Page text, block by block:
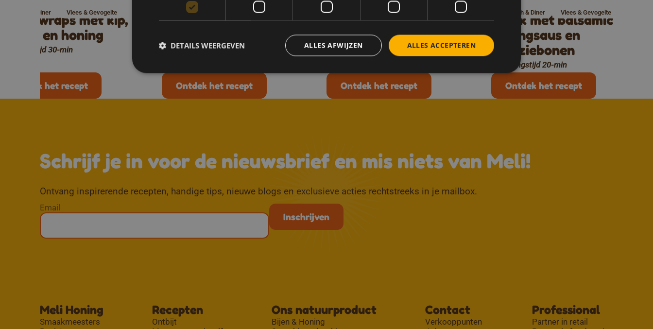
wraps met kip,
en honing
30-min
Ontdek het recept
Lunch & Diner Vlees & Gevogelte Fetarolletjes met honing
Ontdek het recept
Lunch & Diner Vegetarisch
Hawaiiaanse
honinggarnalenspiesjes
Bereidingstijd 30-min
Ontdek het recept
Feest
Steak met balsamico-
honingsaus en
sperziebonen
Bereidingstijd 20-min
Ontdek het recept
Lunch & Diner Vlees & Gevogelte
Schrijf je in voor de nieuwsbrief en mis niets van Meli!
Ontvang inspirerende recepten, handige tips, nieuwe blogs en exclusieve acties rechtstreeks in je mailbox.
Email
Meli Honing
Smaakmeesters
Recepten
Ontbijt
Ons natuurproduct
Bijen & Honing
Contact
Verkooppunten
Professional
Partner in retail
ALLES ACCEPTEREN
ALLES AFWIJZEN
DETAILS WEERGEVEN